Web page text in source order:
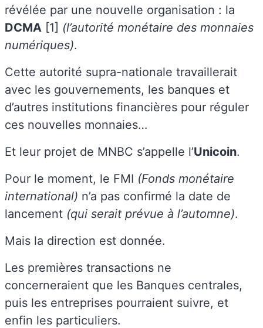
révélée par une nouvelle organisation : la
DCMA [1] (l’autorité monétaire des monnaies
numériques).
Cette autorité supra-nationale travaillerait
avec les gouvernements, les banques et
d’autres institutions financières pour réguler
ces nouvelles monnaies…
Et leur projet de MNBC s’appelle l’Unicoin.
Pour le moment, le FMI (Fonds monétaire
international) n’a pas confirmé la date de
lancement (qui serait prévue à l’automne).
Mais la direction est donnée.
Les premières transactions ne
concerneraient que les Banques centrales,
puis les entreprises pourraient suivre, et
enfin les particuliers.